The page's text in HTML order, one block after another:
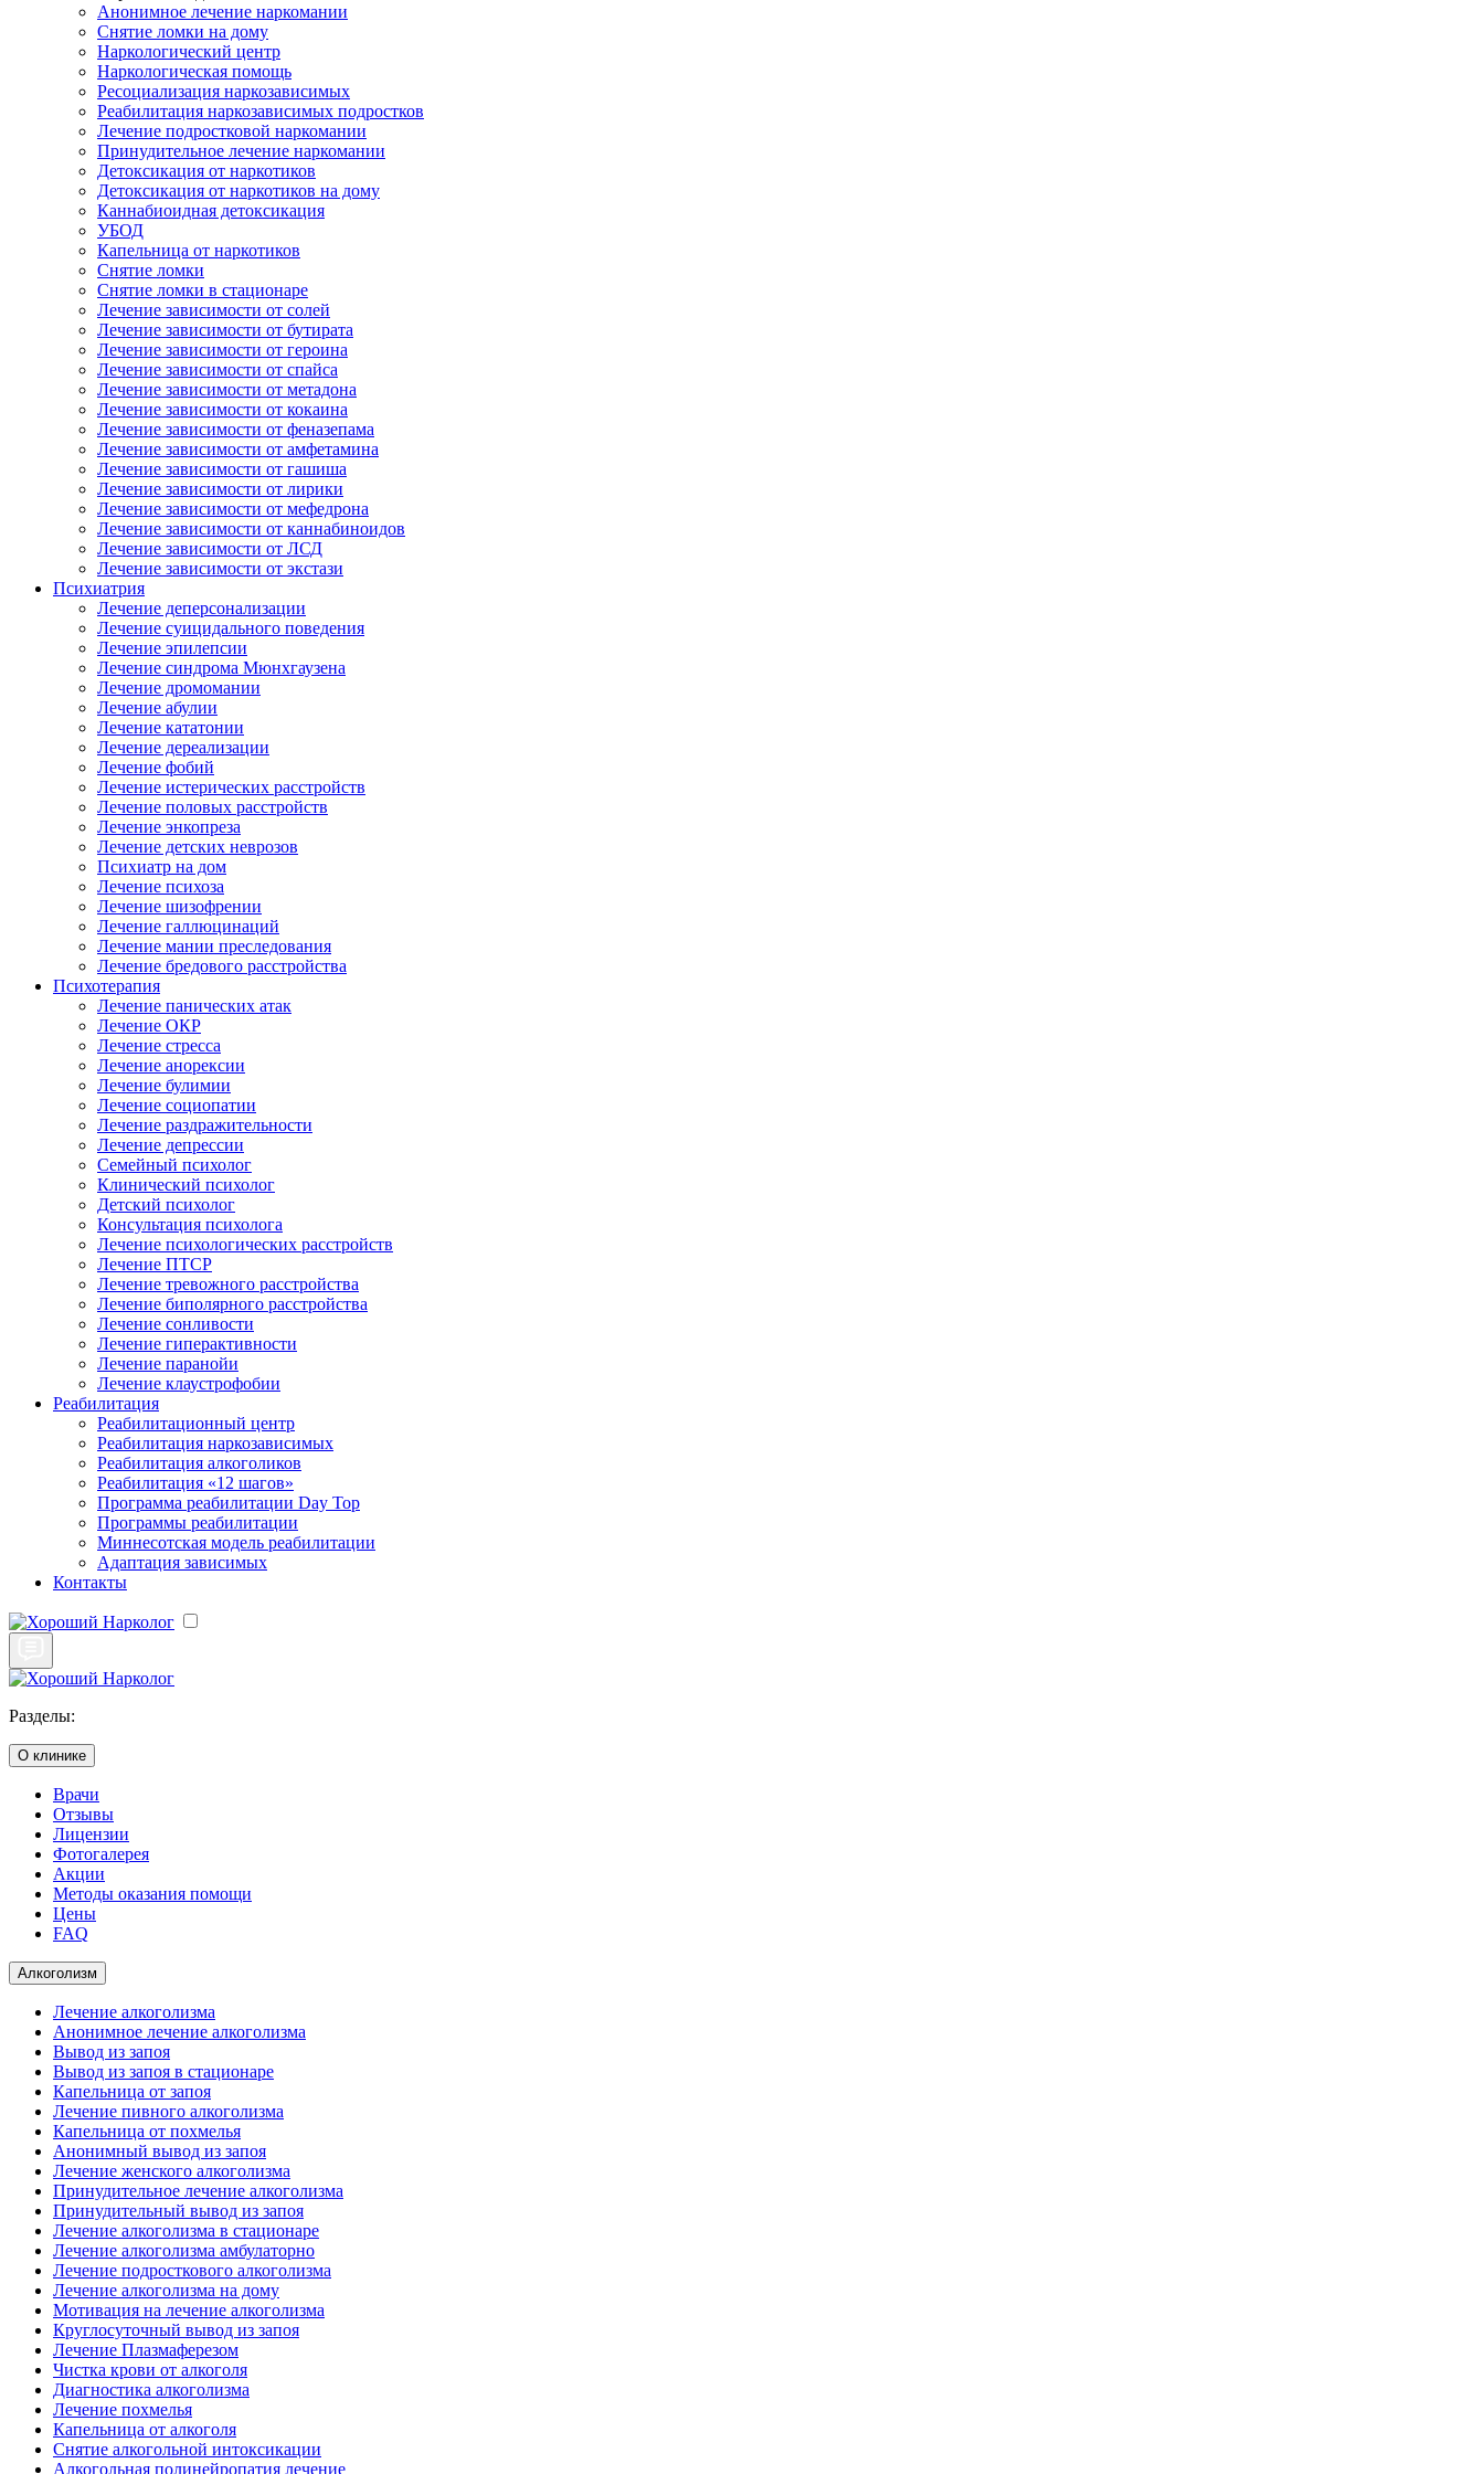
Анонимное лечение наркомании
Снятие ломки на дому
Наркологический центр
Наркологическая помощь
Ресоциализация наркозависимых
Реабилитация наркозависимых подростков
Лечение подростковой наркомании
Принудительное лечение наркомании
Детоксикация от наркотиков
Детоксикация от наркотиков на дому
Каннабиоидная детоксикация
УБОД
Капельница от наркотиков
Снятие ломки
Снятие ломки в стационаре
Лечение зависимости от солей
Лечение зависимости от бутирата
Лечение зависимости от героина
Лечение зависимости от спайса
Лечение зависимости от метадона
Лечение зависимости от кокаина
Лечение зависимости от феназепама
Лечение зависимости от амфетамина
Лечение зависимости от гашиша
Лечение зависимости от лирики
Лечение зависимости от мефедрона
Лечение зависимости от каннабиноидов
Лечение зависимости от ЛСД
Лечение зависимости от экстази
Психиатрия
Лечение деперсонализации
Лечение суицидального поведения
Лечение эпилепсии
Лечение синдрома Мюнхгаузена
Лечение дромомании
Лечение абулии
Лечение кататонии
Лечение дереализации
Лечение фобий
Лечение истерических расстройств
Лечение половых расстройств
Лечение энкопреза
Лечение детских неврозов
Психиатр на дом
Лечение психоза
Лечение шизофрении
Лечение галлюцинаций
Лечение мании преследования
Лечение бредового расстройства
Психотерапия
Лечение панических атак
Лечение ОКР
Лечение стресса
Лечение анорексии
Лечение булимии
Лечение социопатии
Лечение раздражительности
Лечение депрессии
Семейный психолог
Клинический психолог
Детский психолог
Консультация психолога
Лечение психологических расстройств
Лечение ПТСР
Лечение тревожного расстройства
Лечение биполярного расстройства
Лечение сонливости
Лечение гиперактивности
Лечение паранойи
Лечение клаустрофобии
Реабилитация
Реабилитационный центр
Реабилитация наркозависимых
Реабилитация алкоголиков
Реабилитация «12 шагов»
Программа реабилитации Day Top
Программы реабилитации
Миннесотская модель реабилитации
Адаптация зависимых
Контакты
Разделы:
О клинике
Врачи
Отзывы
Лицензии
Фотогалерея
Акции
Методы оказания помощи
Цены
FAQ
Алкоголизм
Лечение алкоголизма
Анонимное лечение алкоголизма
Вывод из запоя
Вывод из запоя в стационаре
Капельница от запоя
Лечение пивного алкоголизма
Капельница от похмелья
Анонимный вывод из запоя
Лечение женского алкоголизма
Принудительное лечение алкоголизма
Принудительный вывод из запоя
Лечение алкоголизма в стационаре
Лечение алкоголизма амбулаторно
Лечение подросткового алкоголизма
Лечение алкоголизма на дому
Мотивация на лечение алкоголизма
Круглосуточный вывод из запоя
Лечение Плазмаферезом
Чистка крови от алкоголя
Диагностика алкоголизма
Лечение похмелья
Капельница от алкоголя
Снятие алкогольной интоксикации
Алкогольная полинейропатия лечение